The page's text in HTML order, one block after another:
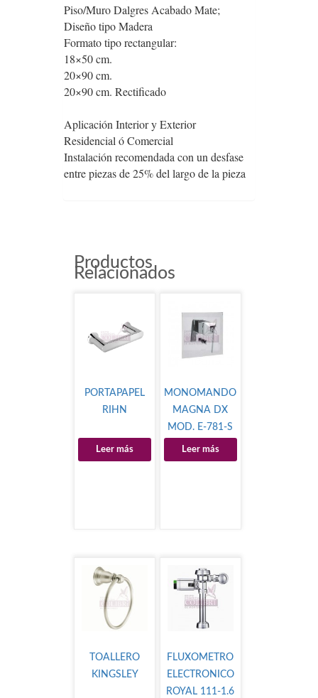
Piso/Muro Dalgres Acabado Mate;
Diseño tipo Madera
Formato tipo rectangular:
18×50 cm.
20×90 cm.
20×90 cm. Rectificado
Aplicación Interior y Exterior
Residencial ó Comercial
Instalación recomendada con un desfase
entre piezas de 25% del largo de la pieza
Productos
Relacionados
PORTAPAPEL
RIHN
Leer más
MONOMANDO
MAGNA DX
MOD. E-781-S
Leer más
TOALLERO
KINGSLEY
FLUXOMETRO
ELECTRONICO
ROYAL 111-1.6